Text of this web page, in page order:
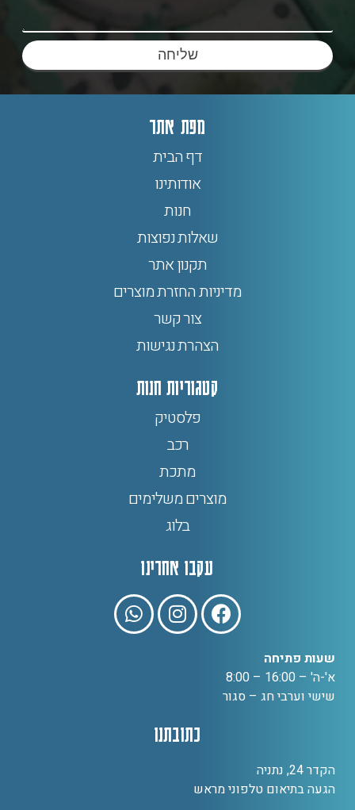
שליחה
מפת אתר
דף הבית
אודותינו
חנות
שאלות נפוצות
תקנון אתר
מדיניות החזרת מוצרים
צור קשר
הצהרת נגישות
קטגוריות חנות
פלסטיק
רכב
מתכת
מוצרים משלימים
בלוג
עקבו אחרינו
שעות פתיחה
א'-ה' – 16:00 – 8:00
שישי וערבי חג – סגור
כתובתנו
הקדר 24, נתניה
הגעה בתיאום טלפוני מראש